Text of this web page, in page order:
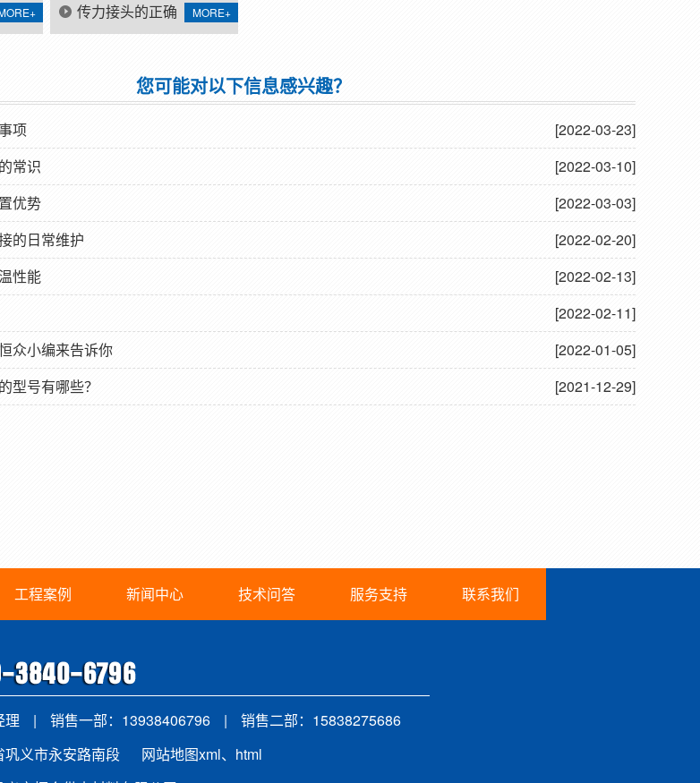
MORE+
传力接头的正确
您可能对以下信息感兴趣？
[2022-03-23]
项
[2022-03-10]
常识
[2022-03-03]
优势
[2022-02-20]
的日常维护
[2022-02-13]
性能
[2022-02-11]
[2022-01-05]
众小编来告诉你
[2021-12-29]
型号有哪些？
工程案例 新闻中心 技术问答 服务支持 联系我们
理 | 销售一部：13938406796 |
销售二部：15838275686
巩义市永安路南段 网站地图xml、 html